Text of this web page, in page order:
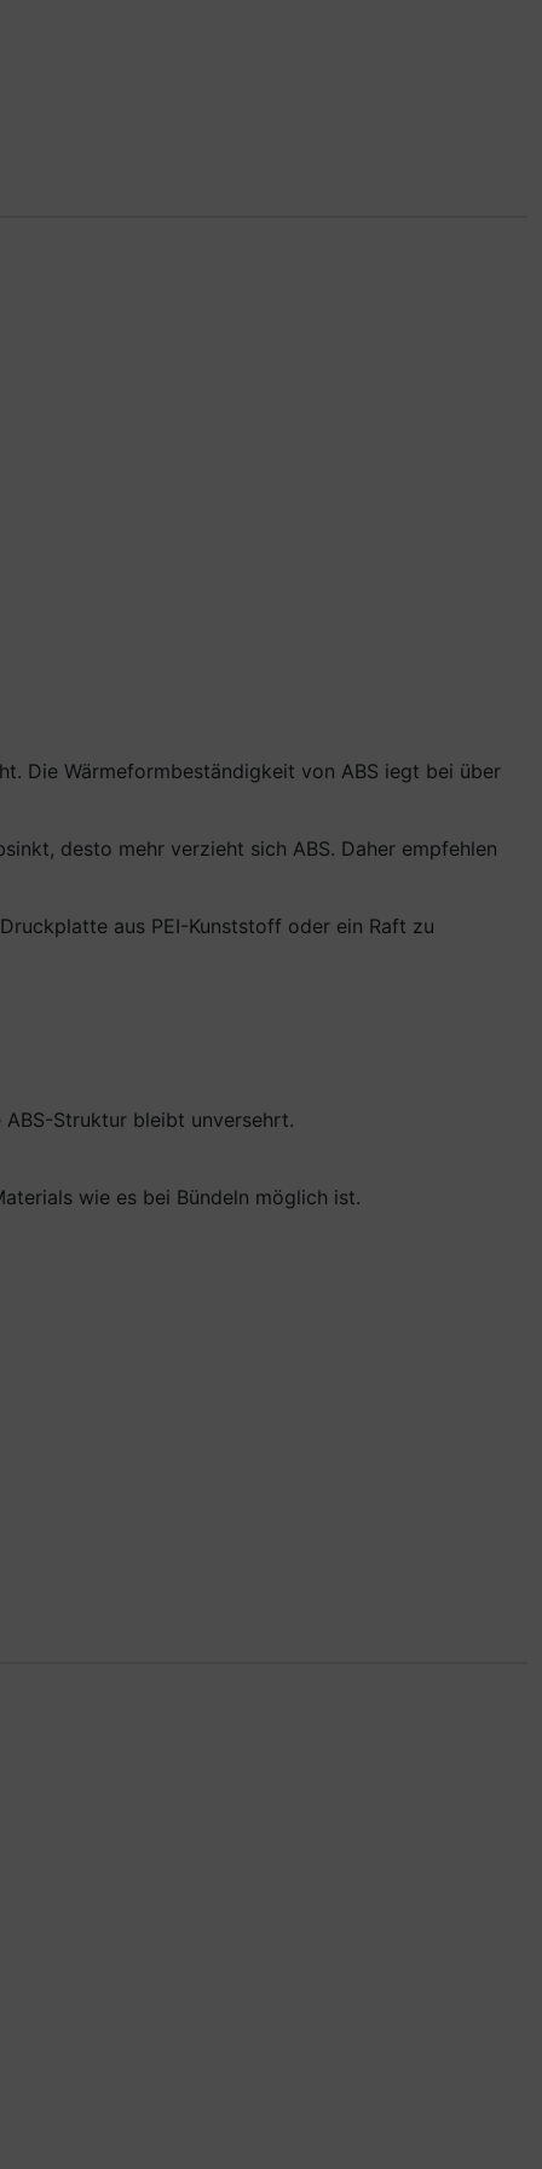
Die Wärmeformbeständigkeit von ABS iegt bei über
desto mehr verzieht sich ABS. Daher empfehlen
aus PEI-Kunststoff oder ein Raft zu
Struktur bleibt unversehrt.
wie es bei Bündeln möglich ist.